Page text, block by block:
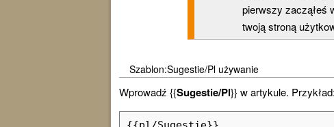
pierwszy zacząłeś
twoją stroną
Szablon:Sugestie/Pl używanie
Wprowadź {{Sugestie/Pl}} w artykule. Przykład: